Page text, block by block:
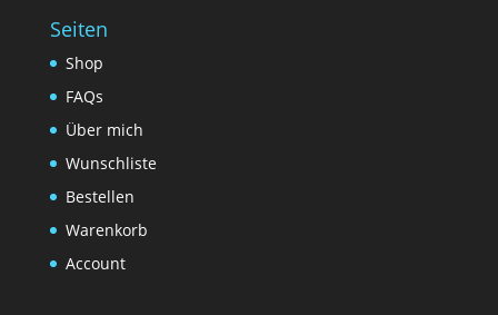
Seiten
Shop
FAQs
Über mich
Wunschliste
Bestellen
Warenkorb
Account